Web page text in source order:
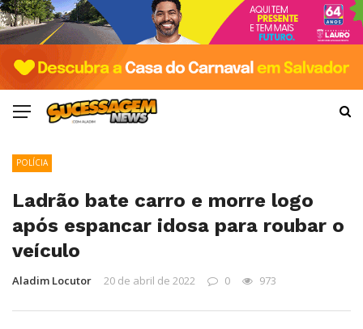
POLÍCIA
Ladrão bate carro e morre logo
após espancar idosa para roubar o
veículo
Aladim Locutor 20 de abril de 2022 0 973